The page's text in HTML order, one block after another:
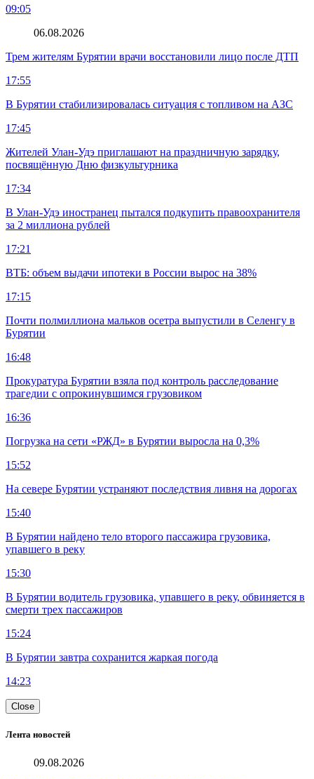
09:05
06.08.2026
Трем жителям Бурятии врачи восстановили лицо после ДТП
17:55
В Бурятии стабилизировалась ситуация с топливом на АЗС
17:45
Жителей Улан-Удэ приглашают на праздничную зарядку,
посвящённую Дню физкультурника
17:34
В Улан-Удэ иностранец пытался подкупить правоохранителя
за 2 миллиона рублей
17:21
ВТБ: объем выдачи ипотеки в России вырос на 38%
17:15
Почти полмиллиона мальков осетра выпустили в Селенгу в
Бурятии
16:48
Прокуратура Бурятии взяла под контроль расследование
трагедии с опрокинувшимся грузовиком
16:36
Погрузка на сети «РЖД» в Бурятии выросла на 0,3%
15:52
На севере Бурятии устраняют последствия ливня на дорогах
15:40
В Бурятии найдено тело второго пассажира грузовика,
упавшего в реку
15:30
В Бурятии водитель грузовика, упавшего в реку, обвиняется в
смерти трех пассажиров
15:24
В Бурятии завтра сохранится жаркая погода
14:23
Close
Лента новостей
09.08.2026